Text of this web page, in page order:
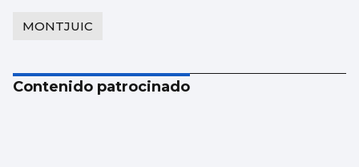
MONTJUIC
Contenido patrocinado